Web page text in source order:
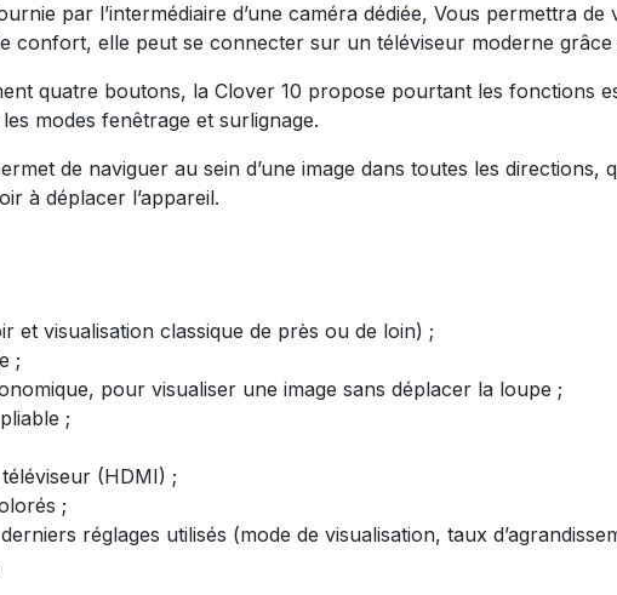
par l’intermédiaire d’une caméra dédiée, Vous permettra
confort, elle peut se connecter sur un téléviseur moderne
quatre boutons, la Clover 10 propose pourtant les fonctions
modes fenêtrage et surlignage.
de naviguer au sein d’une image dans toutes les directions,
à déplacer l’appareil.
et visualisation classique de près ou de loin) ;
;
pour visualiser une image sans déplacer la loupe ;
;
(HDMI) ;
;
réglages utilisés (mode de visualisation, taux